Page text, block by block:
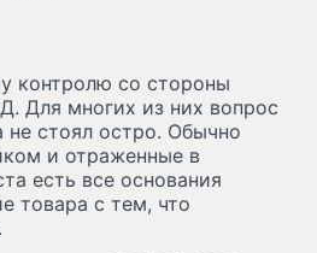
контролю со стороны
Для многих из них вопрос
стоял остро. Обычно
и отраженные в
есть все основания
товара с тем, что